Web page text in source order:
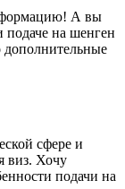
А вы
подаче на шенген
сфере и
виз. Хочу
подачи на